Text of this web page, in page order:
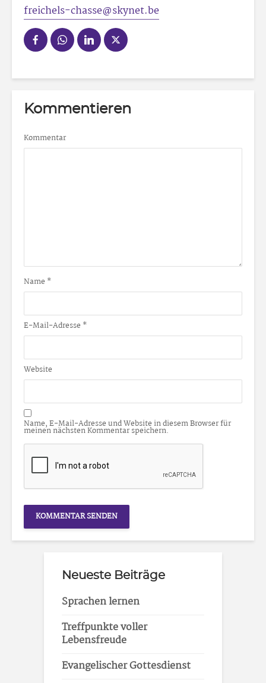
freichels-chasse@skynet.be
Kommentieren
Kommentar
Name *
E-Mail-Adresse *
Website
Name, E-Mail-Adresse und Website in diesem Browser für
meinen nächsten Kommentar speichern.
Neueste Beiträge
Sprachen lernen
Treffpunkte voller
Lebensfreude
Evangelischer Gottesdienst